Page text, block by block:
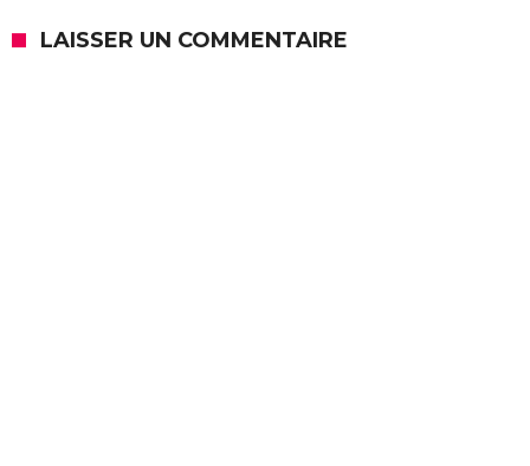
LAISSER UN COMMENTAIRE